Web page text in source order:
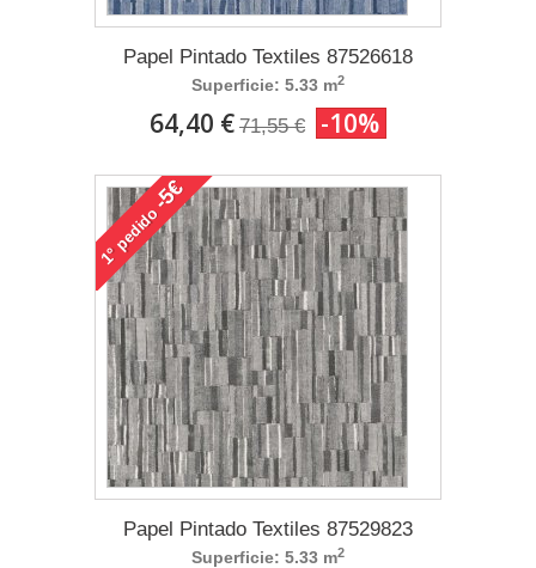
Papel Pintado Textiles 87526618
Superficie: 5.33 m2
64,40 € 71,55 € -10%
1°
pedido
-5€
Papel Pintado Textiles 87529823
Superficie: 5.33 m2